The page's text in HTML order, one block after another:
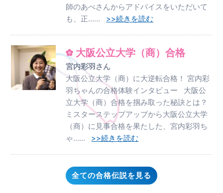
師のあべさんからアドバイスをいただいて
も、正…… >>続きを読む
大阪公立大学（商）合格
宮内彩羽さん
大阪公立大学（商）に大逆転合格！ 宮内彩
羽ちゃんの合格体験インタビュー 大阪公
立大学（商）合格を掴み取った秘訣とは？
ミスターステップアップから大阪公立大学
（商）に見事合格を果たした、宮内彩羽ち
ゃ…… >>続きを読む
全ての合格伝説を見る